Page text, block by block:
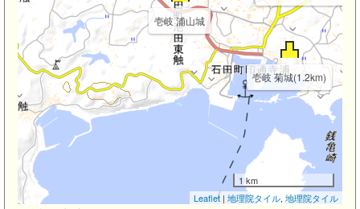
壱岐 浦山城
壱岐 菊城(1.2km)
1 km
Leaflet | 地理院タイル, 地理院タイル